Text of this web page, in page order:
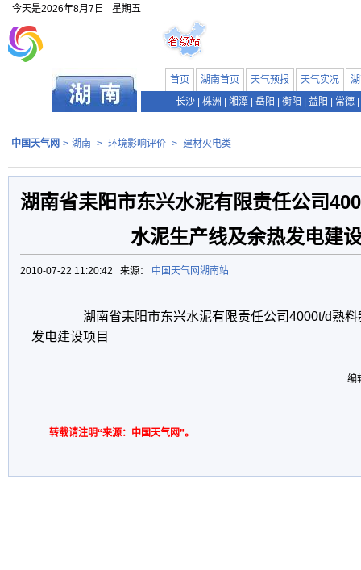
今天是2026年8月7日 星期五
首页 湖南首页 天气预报 天气实况
长沙
株洲 湘潭 岳阳 衡阳 益阳 常德
中国天气网 > 湖南 > 环境影响评价 > 建材火电类
湖南省耒阳市东兴水泥有限责任公司
水泥生产线及余热发电建
2010-07-22 11:20:42 来源： 中国天气网湖南站
湖南省耒阳市东兴水泥有限责任公司4000t/d熟料
发电建设项目
编
转载请注明“来源：中国天气网”。